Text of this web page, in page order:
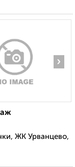
›
ЖК Урванцево,